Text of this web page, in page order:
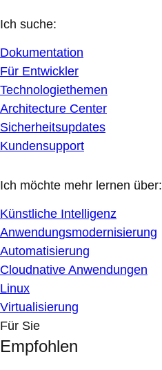
Ich suche:
Dokumentation
Für Entwickler
Technologiethemen
Architecture Center
Sicherheitsupdates
Kundensupport
Ich möchte mehr lernen über:
Künstliche Intelligenz
Anwendungsmodernisierung
Automatisierung
Cloudnative Anwendungen
Linux
Virtualisierung
Für Sie
Empfohlen